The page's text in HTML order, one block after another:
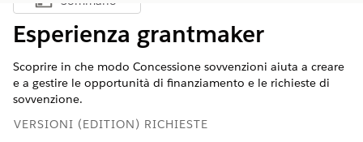
Mostra sommario
Esperienza grantmaker
Scoprire in che modo Concessione sovvenzioni aiuta a creare
e a gestire le opportunità di finanziamento e le richieste di
sovvenzione.
VERSIONI (EDITION) RICHIESTE